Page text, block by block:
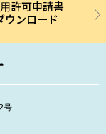
許可申請書
ウンロード
号